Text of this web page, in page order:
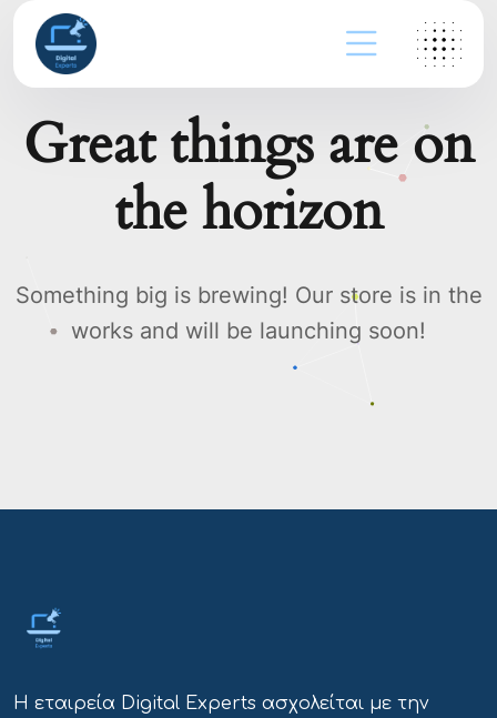
Great things are on
the horizon
Something big is brewing! Our store is in the
works and will be launching soon!
Η εταιρεία Digital Experts ασχολείται με την